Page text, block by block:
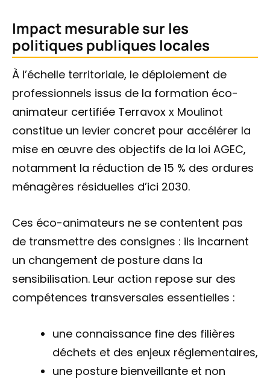
Impact mesurable sur les
politiques publiques locales
À l’échelle territoriale, le déploiement de
professionnels issus de la formation éco-
animateur certifiée Terravox x Moulinot
constitue un levier concret pour accélérer la
mise en œuvre des objectifs de la loi AGEC,
notamment la réduction de 15 % des ordures
ménagères résiduelles d’ici 2030.
Ces éco-animateurs ne se contentent pas
de transmettre des consignes : ils incarnent
un changement de posture dans la
sensibilisation. Leur action repose sur des
compétences transversales essentielles :
une connaissance fine des filières
déchets et des enjeux réglementaires,
une posture bienveillante et non